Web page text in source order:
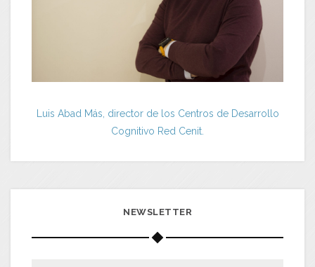
Luis Abad Más, director de los Centros de Desarrollo
Cognitivo Red Cenit.
NEWSLETTER